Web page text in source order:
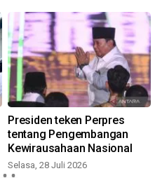
Presiden teken Perpres
tentang Pengembangan
Kewirausahaan Nasional
Selasa, 28 Juli 2026